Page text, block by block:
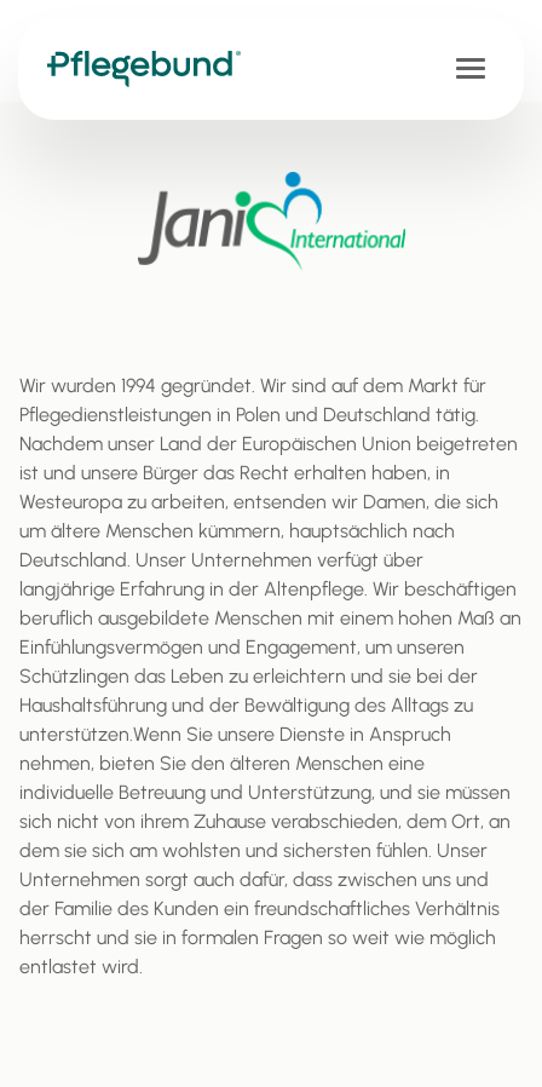
Wir wurden 1994 gegründet. Wir sind auf dem Markt für
Pflegedienstleistungen in Polen und Deutschland tätig.
Nachdem unser Land der Europäischen Union beigetreten
ist und unsere Bürger das Recht erhalten haben, in
Westeuropa zu arbeiten, entsenden wir Damen, die sich
um ältere Menschen kümmern, hauptsächlich nach
Deutschland. Unser Unternehmen verfügt über
langjährige Erfahrung in der Altenpflege. Wir beschäftigen
beruflich ausgebildete Menschen mit einem hohen Maß an
Einfühlungsvermögen und Engagement, um unseren
Schützlingen das Leben zu erleichtern und sie bei der
Haushaltsführung und der Bewältigung des Alltags zu
unterstützen.Wenn Sie unsere Dienste in Anspruch
nehmen, bieten Sie den älteren Menschen eine
individuelle Betreuung und Unterstützung, und sie müssen
sich nicht von ihrem Zuhause verabschieden, dem Ort, an
dem sie sich am wohlsten und sichersten fühlen. Unser
Unternehmen sorgt auch dafür, dass zwischen uns und
der Familie des Kunden ein freundschaftliches Verhältnis
herrscht und sie in formalen Fragen so weit wie möglich
entlastet wird.